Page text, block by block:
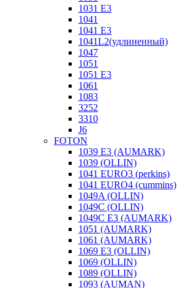
1031 E3
1041
1041 E3
1041L2(удлиненный)
1047
1051
1051 E3
1061
1083
3252
3310
J6
FOTON
1039 E3 (AUMARK)
1039 (OLLIN)
1041 EURO3 (perkins)
1041 EURO4 (cummins)
1049A (OLLIN)
1049C (OLLIN)
1049С E3 (AUMARK)
1051 (AUMARK)
1061 (AUMARK)
1069 E3 (OLLIN)
1069 (OLLIN)
1089 (OLLIN)
1093 (AUMAN)